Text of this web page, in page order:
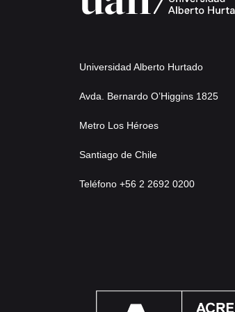
Universidad Alberto Hurtado
Avda. Bernardo O’Higgins 1825
Metro Los Héroes
Santiago de Chile
Teléfono +56 2 2692 0200